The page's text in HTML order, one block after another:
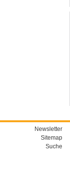
Newsletter
Sitemap
Suche